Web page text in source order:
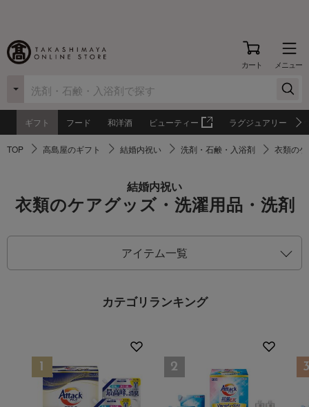
カート メニュー
ギフト フード 和洋酒 ビューティー ラグジュアリー
TOP 高島屋のギフト 結婚内祝い 洗剤・石鹸・入浴剤 衣類の
結婚内祝い
衣類のケアグッズ・洗濯用品・洗剤
アイテム一覧
カテゴリランキング